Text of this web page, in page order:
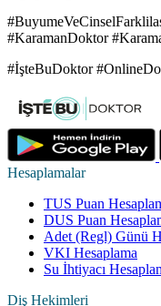
#KaramanDoktor
#İşteBuDoktor
Hesaplamalar
TUS Puan
DUS Puan
Adet (Regl) Günü
VKI Hesaplama
Su İhtiyacı
Diş Hekimleri